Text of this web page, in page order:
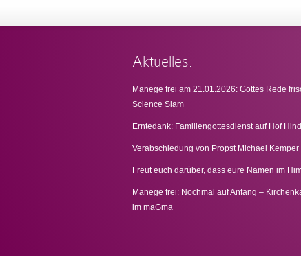
Aktuelles:
Manege frei am 21.01.2026: Gottes Rede
Science Slam
Erntedank: Familiengottesdienst auf Hof
Verabschiedung von Propst Michael Kemper
Freut euch darüber, dass eure Namen im
Manege frei: Nochmal auf Anfang –
im maGma